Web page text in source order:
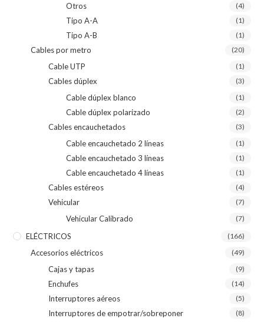
Otros (4)
Tipo A-A (1)
Tipo A-B (1)
Cables por metro (20)
Cable UTP (1)
Cables dúplex (3)
Cable dúplex blanco (1)
Cable dúplex polarizado (2)
Cables encauchetados (3)
Cable encauchetado 2 líneas (1)
Cable encauchetado 3 líneas (1)
Cable encauchetado 4 líneas (1)
Cables estéreos (4)
Vehicular (7)
Vehicular Calibrado (7)
ELÉCTRICOS (166)
Accesorios eléctricos (49)
Cajas y tapas (9)
Enchufes (14)
Interruptores aéreos (5)
Interruptores de empotrar/sobreponer (8)